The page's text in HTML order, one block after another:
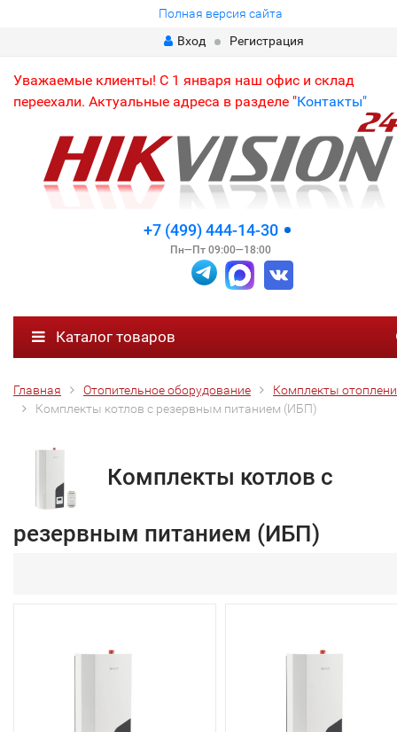
Полная версия сайта
Вход
Регистрация
Уважаемые клиенты! С 1 января наш офис и склад
переехали. Актуальные адреса в разделе "Контакты"
+7 (499) 444-14-30
Пн—Пт 09:00—18:00
Каталог товаров
Главная Отопительное оборудование
Комплекты
Комплекты котлов с резервным питанием (ИБП)
Комплекты котлов с
резервным питанием (ИБП)